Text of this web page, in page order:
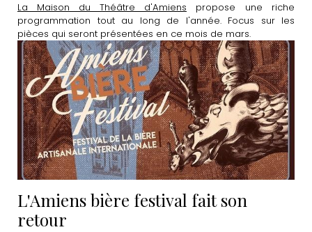
La Maison du Théâtre d'Amiens propose une riche
programmation tout au long de l'année. Focus sur les
pièces qui seront présentées en ce mois de mars.
L'Amiens bière festival fait son
retour